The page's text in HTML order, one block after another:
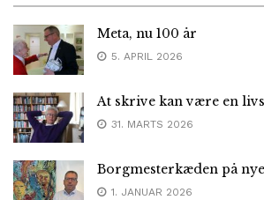
Meta, nu 100 år
5. APRIL 2026
At skrive kan være en
31. MARTS 2026
Borgmesterkæden på
1. JANUAR 2026